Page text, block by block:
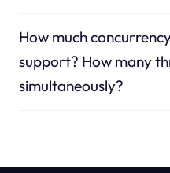
How much
support? How many
simultaneously?